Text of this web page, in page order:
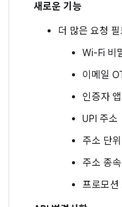
새로운 기능
더 많은 요청
Wi-Fi 비
이메일
인증자
UPI 주소
주소 단위
주소 종
프로모션